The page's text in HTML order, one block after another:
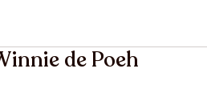
de Poeh